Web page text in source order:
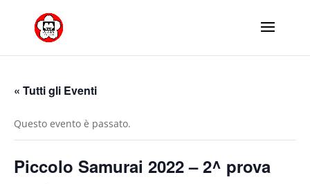
« Tutti gli Eventi
Questo evento è passato.
Piccolo Samurai 2022 – 2^ prova